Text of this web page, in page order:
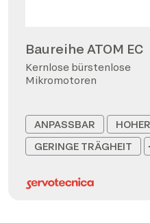
Baureihe ATOM EC
Kernlose bürstenlose
Mikromotoren
ANPASSBAR
GERINGE TRÄGHEIT